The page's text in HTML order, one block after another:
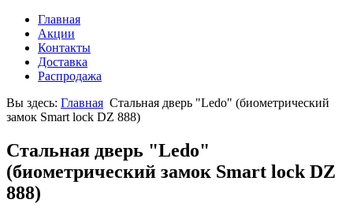
Главная
Акции
Контакты
Доставка
Распродажа
Вы здесь: Главная Стальная дверь "Ledo" (биометрический
замок Smart lock DZ 888)
Стальная дверь "Ledo"
(биометрический замок Smart lock DZ
888)